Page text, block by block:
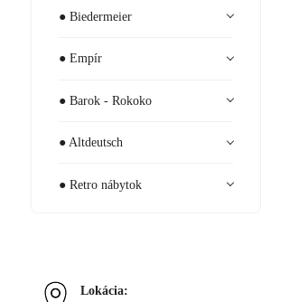
● Biedermeier
● Empír
● Barok - Rokoko
● Altdeutsch
● Retro nábytok
Lokácia: